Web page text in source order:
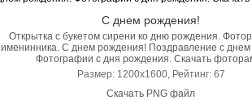
С днем рождения!
Открытка с букетом сирени ко дню рождения.
именинника. С днем рождения! Поздравление с
Фотографии с дня рождения. Скачать
Размер: 1200x1600, Рейтинг: 67
Скачать PNG файл